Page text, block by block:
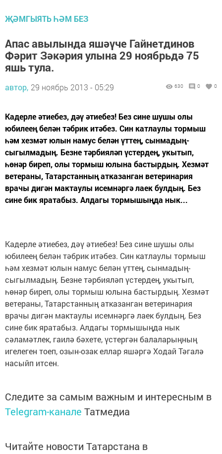
ҖӘМГЫЯТЬ ҺӘМ БЕЗ
Апас авылында яшәүче Гайнетдинов
Фәрит Зәкәрия улына 29 ноябрьдә 75
яшь тула.
автор, 29 ноябрь 2013 - 05:29 630 0 0
Кадерле әтиебез, дәү әтиебез! Без сине шушы олы
юбилеең белән тәбрик итәбез. Син катлаулы тормыш
һәм хезмәт юлын намус белән үттең, сынмадың-
сыгылмадың. Безне тәрбияләп үстердең, укытып,
һөнәр биреп, олы тормыш юлына бастырдың. Хезмәт
ветераны, Татарстанның атказанган ветеринария
врачы дигән мактаулы исемнәргә лаек булдың. Без
сине бик яратабыз. Алдагы тормышыңда нык...
Кадерле әтиебез, дәү әтиебез! Без сине шушы олы
юбилеең белән тәбрик итәбез. Син катлаулы тормыш
һәм хезмәт юлын намус белән үттең, сынмадың-
сыгылмадың. Безне тәрбияләп үстердең, укытып,
һөнәр биреп, олы тормыш юлына бастырдың. Хезмәт
ветераны, Татарстанның атказанган ветеринария
врачы дигән мактаулы исемнәргә лаек булдың. Без
сине бик яратабыз. Алдагы тормышыңда нык
сәламәтлек, гаилә бәхете, үстергән балаларыңның
игелеген тоеп, озын-озак еллар яшәргә Ходай Тәгалә
насыйп итсен.
Следите за самым важным и интересным в
Telegram-канале Татмедиа
Читайте новости Татарстана в